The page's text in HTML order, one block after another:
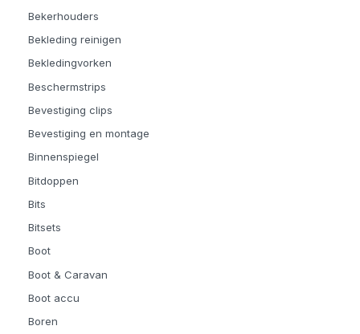
Bekerhouders
Bekleding reinigen
Bekledingvorken
Beschermstrips
Bevestiging clips
Bevestiging en montage
Binnenspiegel
Bitdoppen
Bits
Bitsets
Boot
Boot & Caravan
Boot accu
Boren